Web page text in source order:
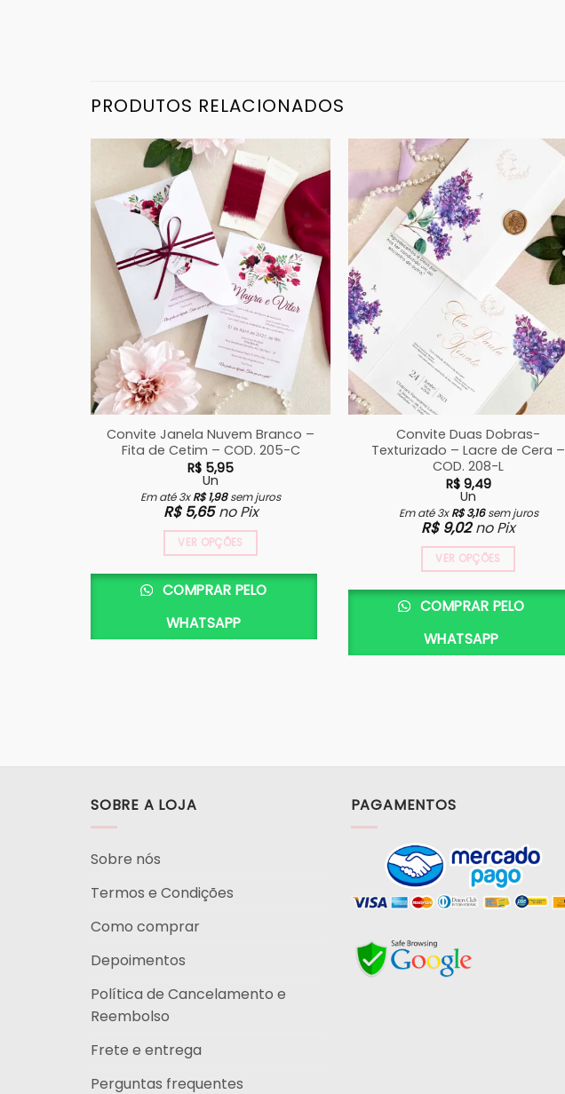
PRODUTOS RELACIONADOS
Convite Janela Nuvem Branco –
Fita de Cetim – COD. 205-C
R$ 5,95
Un
Em até 3xR$1,98sem juros
R$5,65 no Pix
VER OPÇÕES
COMPRAR PELO
WHATSAPP
Convite Duas Dobras-
Texturizado – Lacre de Cera –
COD. 208-L
R$9,49
Un
Em até 3xR$3,16sem juros
R$9,02 no Pix
VER OPÇÕES
COMPRAR PELO
WHATSAPP
SOBRE A LOJA
Sobre nós
Termos e Condições
Como comprar
Depoimentos
Política de Cancelamento e
Reembolso
Frete e entrega
Perguntas frequentes
PAGAMENTOS